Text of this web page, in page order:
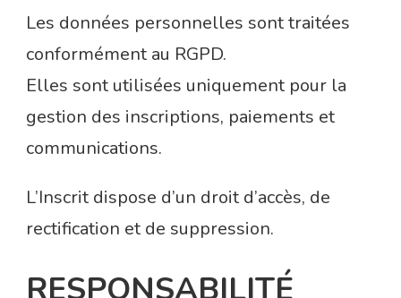
Les données personnelles sont traitées
conformément au RGPD.
Elles sont utilisées uniquement pour la
gestion des inscriptions, paiements et
communications.
L’Inscrit dispose d’un droit d’accès, de
rectification et de suppression.
RESPONSABILITÉ